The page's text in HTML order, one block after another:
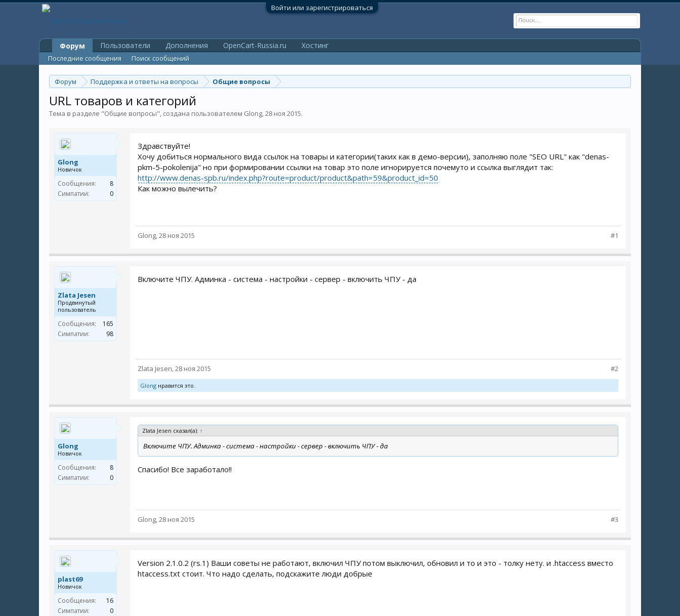
Войти или зарегистрироваться
Форум Поддержка и ответы на вопросы Общие вопросы
URL товаров и категорий
Тема в разделе "Общие вопросы", создана пользователем Glong,28 ноя 2015.
Glong
Новичок
Сообщения:
8
Симпатии:
0
Здравствуйте!
Хочу добиться нормального вида ссылок на товары и категории(таких как в демо-версии), заполняю поле "SEO URL" как "denas-
pkm-5-pokolenija" но при формировании ссылки на товар это поле игнорируется почемуто и ссылка выглядит так:
http://www.denas-spb.ru/index.php?route=product/product&path=59&product_id=50
Как можно вылечить?
Glong,28 ноя 2015 #1
Zlata Jesen
Продвинутый
пользователь
Сообщения:
165
Симпатии:
98
Включите ЧПУ. Админка - система - настройки - сервер - включить ЧПУ - да
Zlata Jesen,28 ноя 2015 #2
Glong нравится это.
Glong
Новичок
Сообщения:
8
Симпатии:
0
Zlata Jesen сказал(а): ↑
Включите ЧПУ. Админка - система - настройки - сервер - включить ЧПУ - да
Спасибо! Все заработало!!
Glong,28 ноя 2015 #3
plast69
Новичок
Сообщения:
16
Симпатии:
0
Version 2.1.0.2 (rs.1) Ваши советы не работают, включил ЧПУ потом выключил, обновил и то и это - толку нету. и .htaccess вместо
htaccess.txt стоит. Что надо сделать, подскажите люди добрые
Форум
Последние сообщения Поиск сообщений
Пользователи Дополнения OpenCart-Russia.ru Хостинг